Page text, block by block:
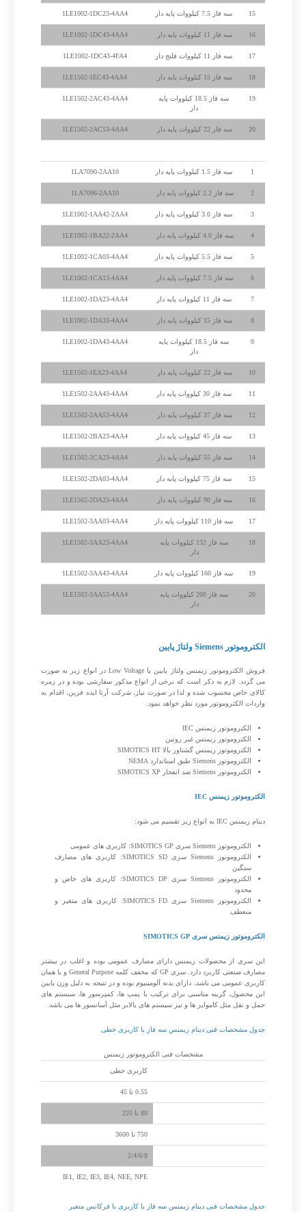
15 سه فاز 7.5 کیلووات پایه دار 1LE1002-1DC23-4AA4
16 سه فاز 11 کیلووات پایه دار 1LE1002-1DC43-4AA4
17 سه فاز 11 کیلووات فلنج دار 1LE1002-1DC43-4FA4
18 سه فاز 15 کیلووات پایه دار 1LE1502-1EC43-4AA4
19
سه فاز 18.5 کیلووات پایه
دار
1LE1502-2AC43-4AA4
20 سه فاز 22 کیلووات پایه دار 1LE1502-2AC53-4AA4
1 سه فاز 1.5 کیلووات پایه دار 1LA7090-2AA10
2 سه فاز 2.2 کیلووات پایه دار 1LA7096-2AA10
3 سه فاز 3.0 کیلووات پایه دار 1LE1002-1AA42-2AA4
4 سه فاز 4.0 کیلووات پایه دار 1LE1002-1BA22-2AA4
5 سه فاز 5.5 کیلووات پایه دار 1LE1002-1CA03-4AA4
6 سه فاز 7.5 کیلووات پایه دار 1LE1002-1CA13-4AA4
7 سه فاز 11 کیلووات پایه دار 1LE1002-1DA23-4AA4
8 سه فاز 15 کیلووات پایه دار 1LE1002-1DA33-4AA4
9
سه فاز 18.5 کیلووات پایه
دار
1LE1002-1DA43-4AA4
10 سه فاز 22 کیلووات پایه دار 1LE1502-1EA23-4AA4
11 سه فاز 30 کیلووات پایه دار 1LE1502-2AA43-4AA4
12 سه فاز 37 کیلووات پایه دار 1LE1502-2AA53-4AA4
13 سه فاز 45 کیلووات پایه دار 1LE1502-2BA23-4AA4
14 سه فاز 55 کیلووات پایه دار 1LE1502-2CA23-4AA4
15 سه فاز 75 کیلووات پایه دار 1LE1502-2DA03-4AA4
16 سه فاز 90 کیلووات پایه دار 1LE1502-2DA23-4AA4
17 سه فاز 110 کیلووات پایه دار 1LE1502-3AA03-4AA4
18
سه فاز 132 کیلووات پایه
دار
1LE1502-3AA23-4AA4
19 سه فاز 160 کیلووات پایه دار 1LE1502-3AA43-4AA4
20
سه فاز 200 کیلووات پایه
دار
1LE1502-3AA53-4AA4
الکتروموتور Siemens ولتاژ پایین
فروش الکتروموتور زیمنس ولتاژ پایین یا Low Voltage در انواع زیر به صورت
می گردد. لازم به ذکر است که برخی از انواع مذکور سفارشی بوده و در زمره
کالای خاص محسوب شده و لذا در صورت نیاز، شرکت آرتا ایده فرین، اقدام به
واردات الکتروموتور مورد نظر خواهد نمود.
الکتروموتور زیمنس IEC
الکتروموتور زیمنس غیر روتین
الکتروموتور زیمنس گشتاور بالا SIMOTICS HT
الکتروموتور Siemens طبق استاندارد NEMA
الکتروموتور Siemens ضد انفجار SIMOTICS XP
الکتروموتور زیمنس IEC
دینام زیمنس IEC به انواع زیر تقسیم می شود:
الکتروموتور Siemens سری SIMOTICS GP: کاربری های عمومی
الکتروموتور Siemens سری SIMOTICS SD: کاربری های مصارف
سنگین
الکتروموتور Siemens سری SIMOTICS DP: کاربری های خاص و
محدود
الکتروموتور Siemens سری SIMOTICS FD: کاربری های متغیر و
منعطف
الکتروموتور زیمنس سری SIMOTICS GP
این سری از محصولات زیمنس دارای مصارف عمومی بوده و اغلب در بیشتر
مصارف صنعتی کاربرد دارد. سری GP که مخفف کلمه General Purpose و یا همان
کاربری عمومی می باشد، دارای بدنه آلومینیوم بوده و در نتیجه به دلیل وزن پایین
این محصول، گزینه مناسبی برای ترکیب با پمپ ها، کمپرسور ها، سیستم های
حمل و نقل مثل کاموایر ها و نیز سیستم های بالابر مثل آسانسور ها می باشد.
جدول مشخصات فنی دینام زیمنس سه فاز با کاربری خطی
مشخصات فنی الکتروموتور زیمنس
کاربری خطی
0.55 تا 45
80 تا 225
750 تا 3600
2/4/6/8
IE1, IE2, IE3, IE4, NEE, NPE
جدول مشخصات فنی دینام زیمنس سه فاز با کاربری با فرکانس متغیر